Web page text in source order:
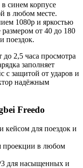
синем корпусе
в любом месте.
1080p и яркостью
от 40 до 180
поездок.
2,5 часа просмотра
заполняет
с защитой от ударов и
надёжным
Freedo
кейсом для поездок и
проекции в любом
для насыщенных и